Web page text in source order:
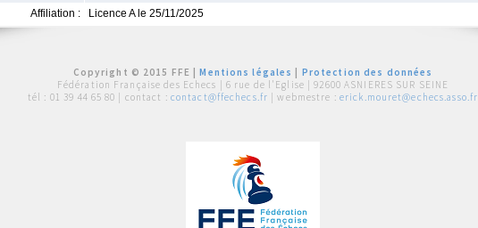
Affiliation :
Licence A le 25/11/2025
Copyright © 2015 FFE |Mentions légales
Protection des données
Fédération Française des Echecs | 6 rue de l'Eglise | 92600 ASNIERES SUR SEINE
tél : 01 39 44 65 80 | contact : contact@ffechecs.fr | webmestre : erick.mouret@echecs.asso.fr